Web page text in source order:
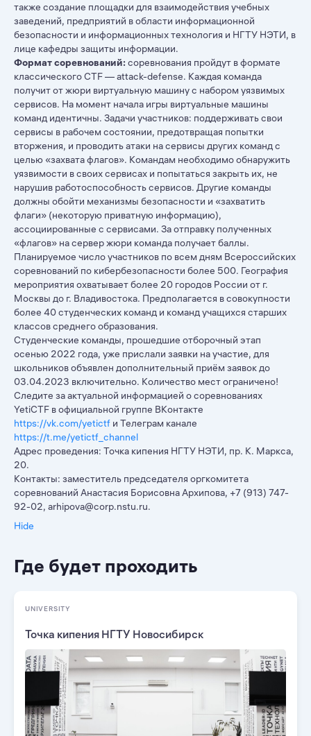
также создание площадки для взаимодействия учебных
заведений, предприятий в области информационной
безопасности и информационных технология и НГТУ НЭТИ, в
лице кафедры защиты информации.
Формат соревнований:соревнования пройдут в формате
классического CTF — attack-defense. Каждая команда
получит от жюри виртуальную машину с набором уязвимых
сервисов. На момент начала игры виртуальные машины
команд идентичны. Задачи участников: поддерживать свои
сервисы в рабочем состоянии, предотвращая попытки
вторжения, и проводить атаки на сервисы других команд с
целью «захвата флагов». Командам необходимо обнаружить
уязвимости в своих сервисах и попытаться закрыть их, не
нарушив работоспособность сервисов. Другие команды
должны обойти механизмы безопасности и «захватить
флаги» (некоторую приватную информацию),
ассоциированные с сервисами. За отправку полученных
«флагов» на сервер жюри команда получает баллы.
Планируемое число участников по всем дням Всероссийских
соревнований по кибербезопасности более 500. География
мероприятия охватывает более 20 городов России от г.
Москвы до г. Владивостока. Предполагается в совокупности
более 40 студенческих команд и команд учащихся старших
классов среднего образования.
Студенческие команды, прошедшие отборочный этап
осенью 2022 года, уже прислали заявки на участие, для
школьников объявлен дополнительный приём заявок до
03.04.2023 включительно. Количество мест ограничено!
Следите за актуальной информацией о соревнованиях
YetiCTF в официальной группе ВКонтакте
https://vk.com/yetictf и Телеграм канале
https://t.me/yetictf_channel
Адрес проведения: Точка кипения НГТУ НЭТИ, пр. К. Маркса,
20.
Контакты: заместитель председателя оргкомитета
соревнований Анастасия Борисовна Архипова, +7 (913) 747-
92-02, arhipova@corp.nstu.ru.
Hide
Где будет проходить
UNIVERSITY
Точка кипения НГТУ Новосибирск